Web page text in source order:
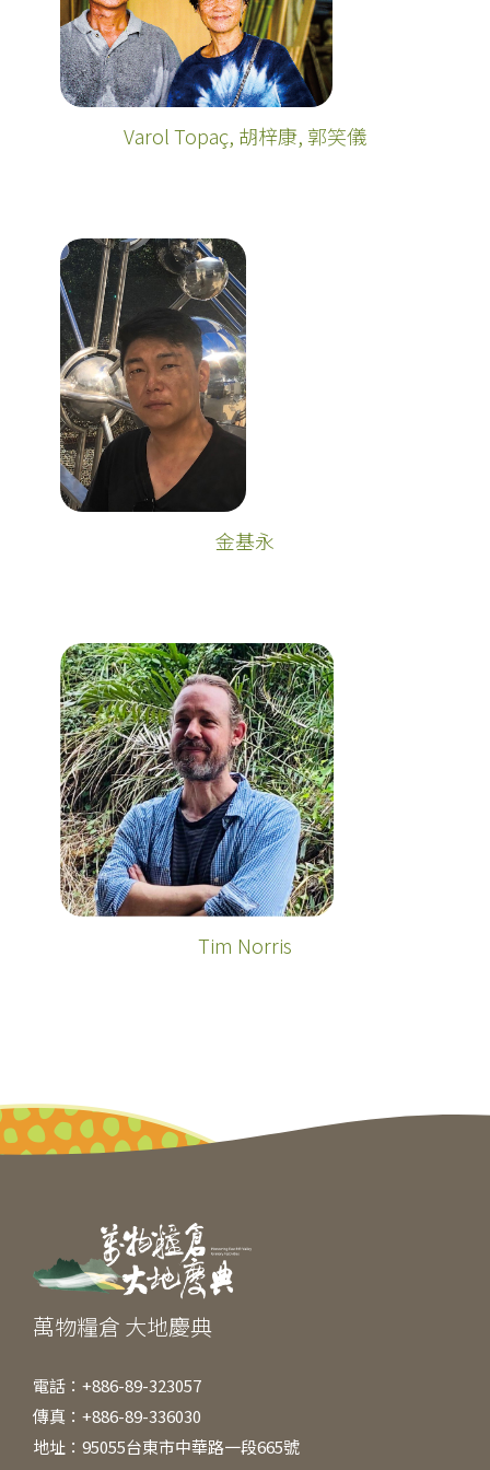
Varol Topaç, 胡梓康, 郭笑儀
金基永
Tim Norris
萬物糧倉 大地慶典
電話：+886-89-323057
傳真：+886-89-336030
地址：95055台東市中華路一段665號